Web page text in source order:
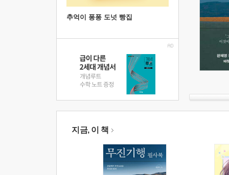
추억이 퐁퐁 도넛 빵집
지금, 이 책